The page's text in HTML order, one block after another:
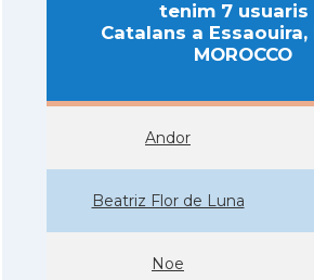
tenim 7 usuaris
Catalans a Essaouira,
MOROCCO
Andor
Beatriz Flor de Luna
Noe